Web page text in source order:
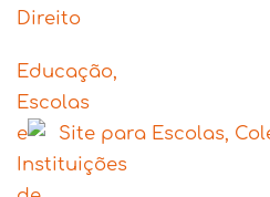
Direito
Educação,
Escolas
e
Instituições